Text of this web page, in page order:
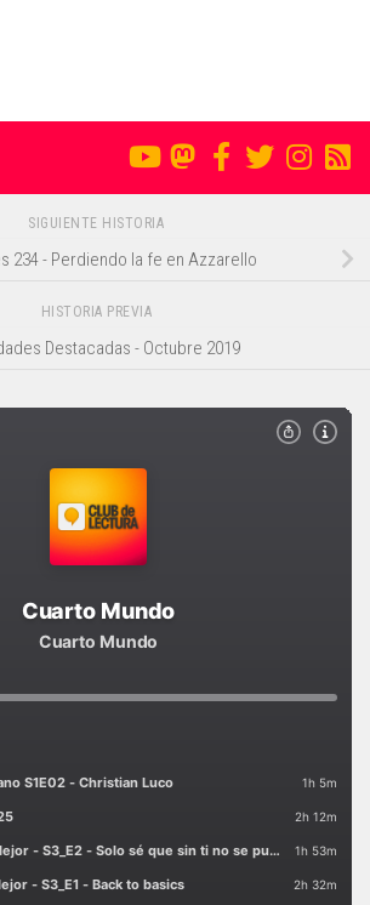
SIGUIENTE HISTORIA
234 - Perdiendo la fe en Azzarello
HISTORIA PREVIA
Destacadas - Octubre 2019